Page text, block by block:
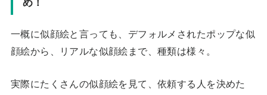
一概に似顔絵と言っても、デフォルメされたポップな似
顔絵から、リアルな似顔絵まで、種類は様々。
実際にたくさんの似顔絵を見て、依頼する人を決めた